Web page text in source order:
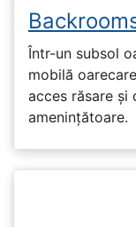
Într-un subsol
mobilă
acces răsare și
amenințătoare.